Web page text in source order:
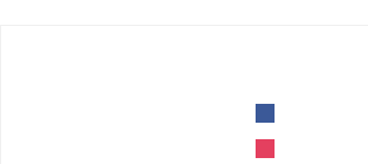
facebook
instagram